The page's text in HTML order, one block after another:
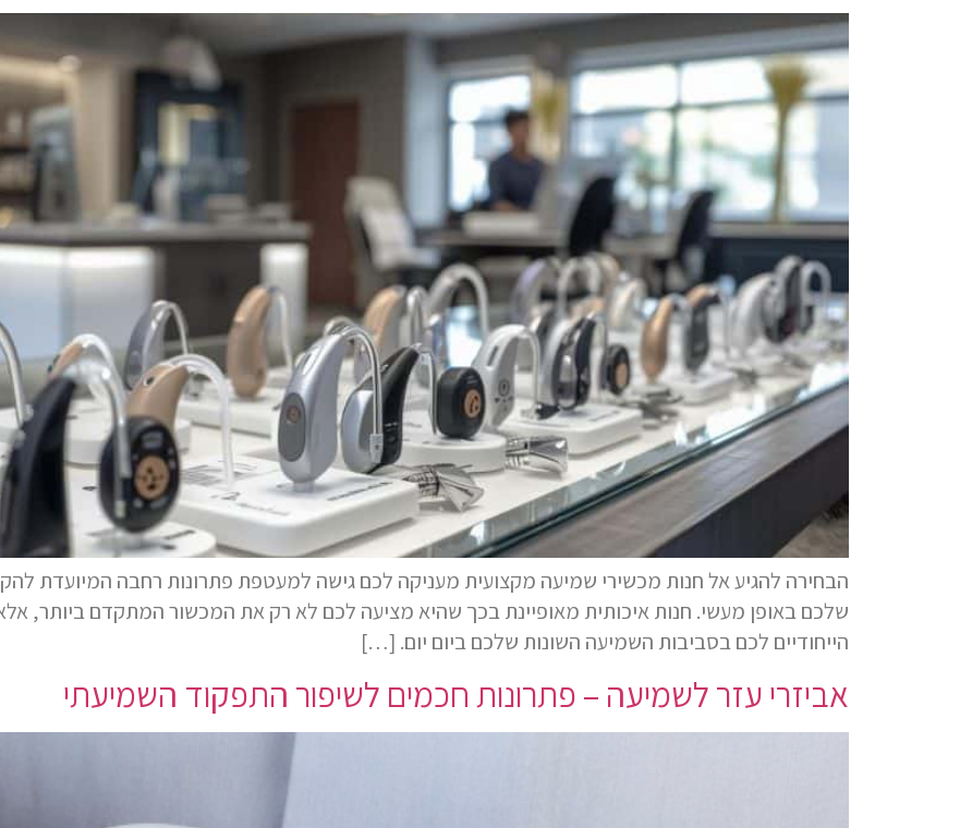
הבחירה להגיע אל חנות מכשירי שמיעה מקצועית מעניקה לכם גישה למעטפת פתרונות רחבה המיועדת
שלכם באופן מעשי. חנות איכותית מאופיינת בכך שהיא מציעה לכם לא רק את המכשור המתקדם ביותר,
הייחודיים לכם בסביבות השמיעה השונות שלכם ביום יום. […]
אביזרי עזר לשמיעה – פתרונות חכמים לשיפור התפקוד השמיעתי